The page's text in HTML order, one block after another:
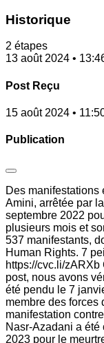
Historique
2 étapes
13 août 2024 •
Post Reçu
15 août 2024 •
Publication
Des manifestations
Amini, arrêtée par
septembre 2022
plusieurs mois et
537 manifestants,
Human Rights. 7
https://cvc.li/
post, nous avons
été pendu le 7
membre des forces
manifestation
Nasr-Azadani a
2023 pour le